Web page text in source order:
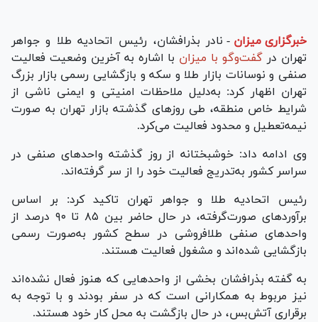
خبرگزاری میزان - نادر بذرافشان، رئیس اتحادیه طلا و جواهر
تهران در گفت‌و‌گو با میزان با اشاره به آخرین وضعیت فعالیت
صنفی و نوسانات بازار طلا و سکه و بازگشایی رسمی بازار بزرگ
تهران اظهار کرد: به‌دلیل ملاحظات امنیتی و ایمنی ناشی از
شرایط خاص منطقه، طی روز‌های گذشته بازار تهران به صورت
نیمه‌تعطیل و محدود فعالیت می‌کرد.
وی ادامه داد: خوشبختانه از روز گذشته واحد‌های صنفی در
سراسر کشور به‌تدریج فعالیت خود را از سر گرفته‌اند.
رئیس اتحادیه طلا و جواهر تهران تاکید کرد: بر اساس
برآورد‌های صورت‌گرفته، در حال حاضر بین ۸۵ تا ۹۰ درصد از
واحد‌های صنفی طلافروشی در سطح کشور به‌صورت رسمی
بازگشایی شده‌اند و مشغول فعالیت هستند.
به گفته بذرافشان بخشی از واحد‌هایی که هنوز فعال نشده‌اند
نیز مربوط به همکارانی است که در سفر بودند و با توجه به
برقراری آتش‌بس، در حال بازگشت به محل کار خود هستند.